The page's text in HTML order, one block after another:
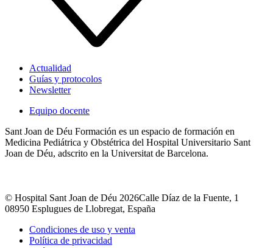
Actualidad
Guías y protocolos
Newsletter
Equipo docente
Sant Joan de Déu Formación es un espacio de formación en
Medicina Pediátrica y Obstétrica del Hospital Universitario Sant
Joan de Déu, adscrito en la Universitat de Barcelona.
© Hospital Sant Joan de Déu 2026Calle Díaz de la Fuente, 1
08950 Esplugues de Llobregat, España
Condiciones de uso y venta
Política de privacidad